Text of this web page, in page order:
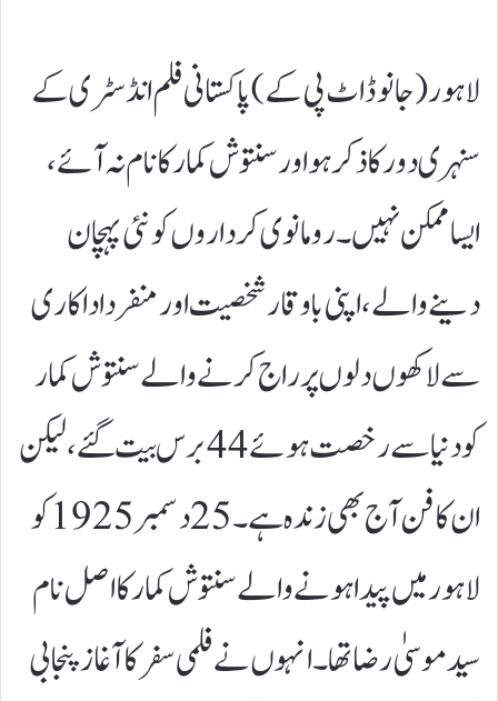
لاہور(جانوڈاٹ پی کے)پاکستانی فلم انڈسٹری کے
سنہری دور کا ذکر ہو اور سنتوش کمار کا نام نہ آئے،
ایسا ممکن نہیں۔ رومانوی کرداروں کو نئی پہچان
دینے والے، اپنی باوقار شخصیت اور منفرد اداکاری
سے لاکھوں دلوں پر راج کرنے والے سنتوش کمار
کو دنیا سے رخصت ہوئے 44 برس بیت گئے، لیکن
ان کا فن آج بھی زندہ ہے۔25 دسمبر 1925 کو
لاہور میں پیدا ہونے والے سنتوش کمار کا اصل نام
سید موسیٰ رضا تھا۔ انہوں نے فلمی سفر کا آغاز پنجابی